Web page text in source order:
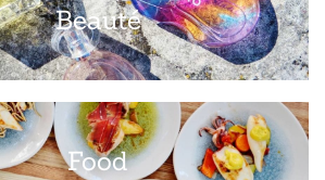
Beauté
Food